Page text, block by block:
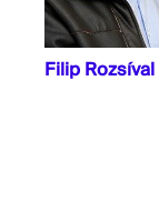
Filip Rozsíval